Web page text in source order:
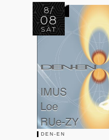
8/
08
SAT
DEN-EN